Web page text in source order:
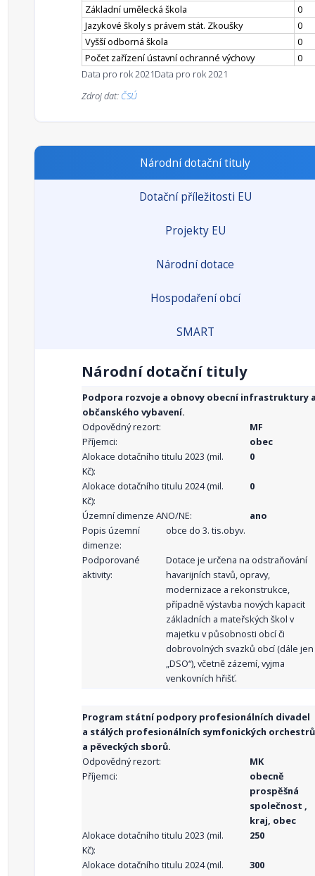
Základní umělecká škola
0
Jazykové školy s právem stát. Zkoušky
0
Vyšší odborná škola
0
Počet zařízení ústavní ochranné výchovy
0
Data pro rok 2021Data pro rok 2021
Zdroj dat: ČSÚ
Národní dotační tituly
Dotační příležitosti EU
Projekty EU
Národní dotace
Hospodaření obcí
SMART
Národní dotační tituly
Podpora rozvoje a obnovy obecní infrastruktury
občanského vybavení.
Odpovědný rezort:
MF
Příjemci:
obec
Alokace dotačního titulu 2023 (mil.
Kč):
0
Alokace dotačního titulu 2024 (mil.
Kč):
0
Územní dimenze ANO/NE:
ano
Popis územní
dimenze:
obce do 3. tis.obyv.
Podporované
aktivity:
Dotace je určena na odstraňování
havarijních stavů, opravy,
modernizace a rekonstrukce,
případně výstavba nových kapacit
základních a mateřských škol v
majetku v působnosti obcí či
dobrovolných svazků obcí (dále jen
„DSO“), včetně zázemí, vyjma
venkovních hřišť.
Program státní podpory profesionálních divadel
a stálých profesionálních symfonických orchestrů
a pěveckých sborů.
Odpovědný rezort:
MK
Příjemci:
obecně
prospěšná
společnost ,
kraj, obec
Alokace dotačního titulu 2023 (mil.
Kč):
250
Alokace dotačního titulu 2024 (mil.
300